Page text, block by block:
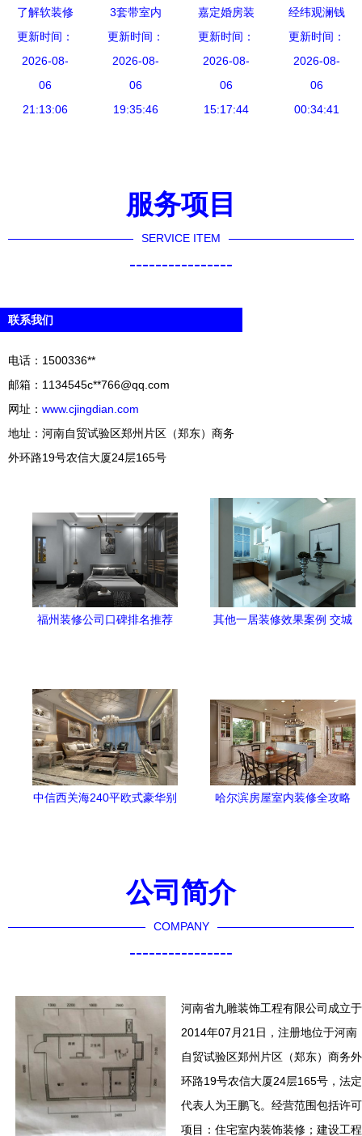
了解软装修
住宅室内装
饰装修的定
义、选择与
注意事项
更新时间：
2026-08-
06
21:13:06
3套带室内
装修的别墅
设计，从里
到外都是精
品，城市豪
更新时间：
2026-08-
06
19:35:46
嘉定婚房装
修指南 五
步精准选定
专业装修公
司
更新时间：
2026-08-
06
15:17:44
经纬观澜钱
先生的新家
厚良装饰设
计打造理想
住宅空间
更新时间：
2026-08-
06
00:34:41
服务项目
SERVICE ITEM
----------------
联系我们
电话：1500336**
邮箱：1134545c**766@qq.com
网址： www.cjingdian.com
地址：河南自贸试验区郑州片区（郑东）商务
外环路19号农信大厦24层165号
福州装修公司口碑排名推荐
其他一居装修效果案例 交城
中信西关海240平欧式豪华别
哈尔滨房屋室内装修全攻略
公司简介
COMPANY
----------------
河南省九雕装饰工程有限公司成立于
2014年07月21日，注册地位于河南
自贸试验区郑州片区（郑东）商务外
环路19号农信大厦24层165号，法定
代表人为王鹏飞。经营范围包括许可
项目：住宅室内装饰装修；建设工程